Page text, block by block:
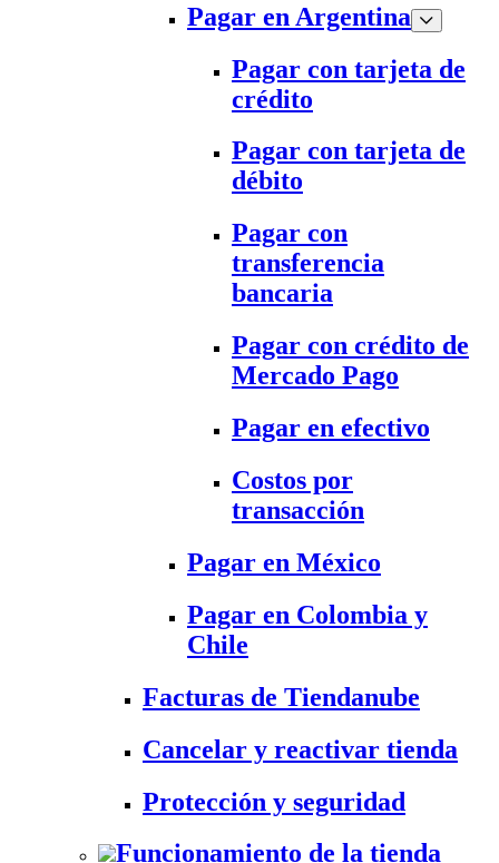
Pagar en Argentina
Pagar con tarjeta de
crédito
Pagar con tarjeta de
débito
Pagar con
transferencia
bancaria
Pagar con crédito de
Mercado Pago
Pagar en efectivo
Costos por
transacción
Pagar en México
Pagar en Colombia y
Chile
Facturas de Tiendanube
Cancelar y reactivar tienda
Protección y seguridad
Funcionamiento de la tienda